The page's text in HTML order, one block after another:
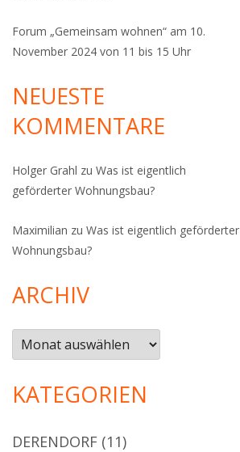
Forum „Gemeinsam wohnen“ am 10.
November 2024 von 11 bis 15 Uhr
NEUESTE
KOMMENTARE
Holger Grahl zuWas ist eigentlich
geförderter Wohnungsbau?
Maximilian zuWas ist eigentlich geförderter
Wohnungsbau?
ARCHIV
Archiv
KATEGORIEN
DERENDORF (11)